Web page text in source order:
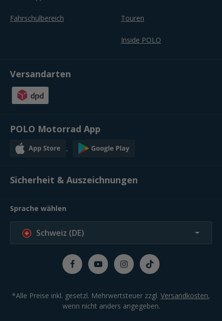
Fahrschulbereich Touren
Inside POLO
Versandarten
POLO Motorrad App
Sicherheit & Auszeichnungen
Sprache wählen
Schweiz (DE)
*Alle Preise inkl. gesetzl. Mehrwertsteuer zzgl. Versandkosten,
wenn nicht anders angegeben.